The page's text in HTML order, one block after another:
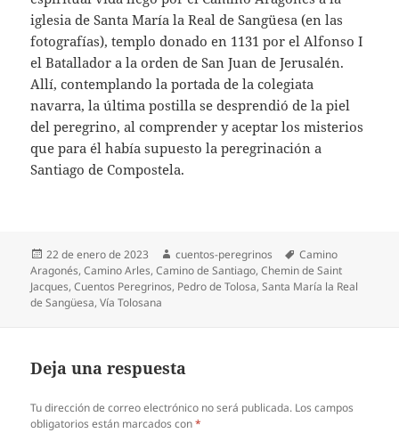
iglesia de Santa María la Real de Sangüesa (en las
fotografías), templo donado en 1131 por el Alfonso I
el Batallador a la orden de San Juan de Jerusalén.
Allí, contemplando la portada de la colegiata
navarra, la última postilla se desprendió de la piel
del peregrino, al comprender y aceptar los misterios
que para él había supuesto la peregrinación a
Santiago de Compostela.
Publicado
el
22 de enero de 2023 Autor
cuentos-peregrinos Etiquetas
Camino
Aragonés,Camino Arles,Camino de Santiago,Chemin de Saint
Jacques,Cuentos Peregrinos, Pedro de Tolosa,Santa María la Real
de Sangüesa,Vía Tolosana
Deja una respuesta
Tu dirección de correo electrónico no será publicada. Los campos
obligatorios están marcados con*